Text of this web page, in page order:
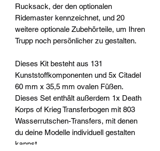
Rucksack, der den optionalen
Ridemaster kennzeichnet, und 20
weitere optionale Zubehörteile, um Ihren
Trupp noch persönlicher zu gestalten.
Dieses Kit besteht aus 131
Kunststoffkomponenten und 5x Citadel
60 mm x 35,5 mm ovalen Füßen.
Dieses Set enthält außerdem 1x Death
Korps of Krieg Transferbogen mit 803
Wasserrutschen-Transfers, mit denen
du deine Modelle individuell gestalten
kannst.